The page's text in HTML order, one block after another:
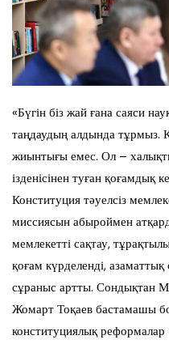
«Бүгін біз жай ғана саяси
таңдаудың алдында тұрмыз.
жиынтығы емес. Ол –
ізденісінен туған қоғамдық
Конституция тәуелсіз
миссиясын абыроймен
мемлекетті сақтау,
қоғам күрделенді, азаматтық
сұраныс артты. Сондықтан
Жомарт Тоқаев бастамашы
конституциялық